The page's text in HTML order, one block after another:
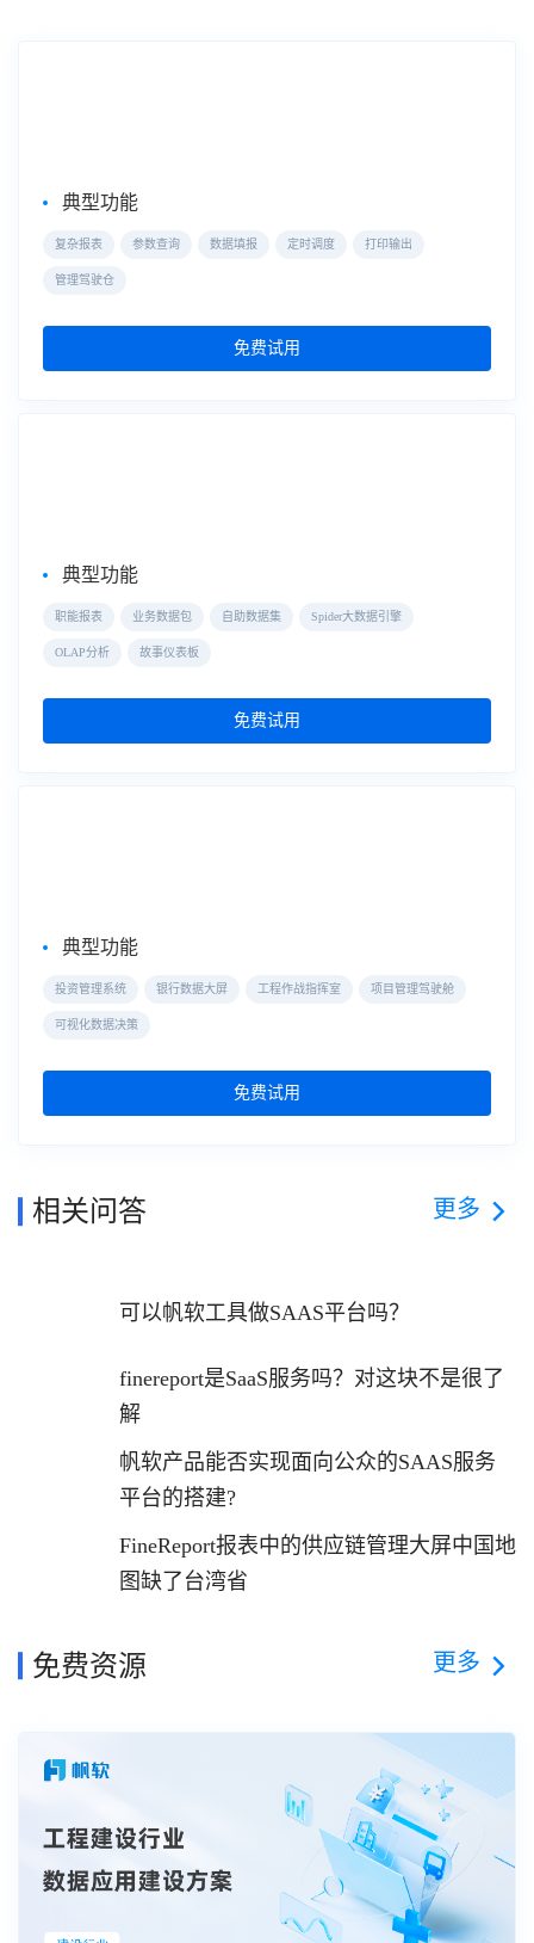
典型功能
复杂报表 参数查询 数据填报 定时调度 打印输出
管理驾驶仓
免费试用
典型功能
职能报表 业务数据包 自助数据集 Spider大数据引擎
OLAP分析 故事仪表板
免费试用
典型功能
投资管理系统 银行数据大屏 工程作战指挥室 项目管理驾驶舱
可视化数据决策
免费试用
相关问答 更多
可以帆软工具做SAAS平台吗？
finereport是SaaS服务吗？对这块不是很了
解
帆软产品能否实现面向公众的SAAS服务
平台的搭建?
FineReport报表中的供应链管理大屏中国地
图缺了台湾省
免费资源 更多